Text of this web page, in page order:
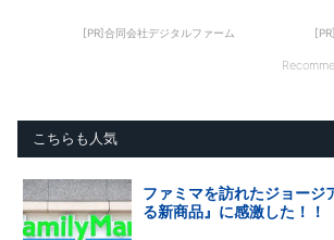
[PR]合同会社デジタルファーム
こちらも人気
ファミマを訪れたジョー
る新商品』に感激した！！